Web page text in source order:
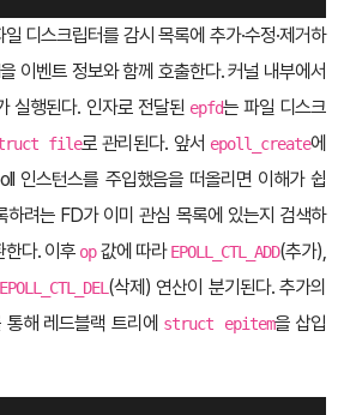
디스크립터를 감시 목록에 추가·수정·제거하
이벤트 정보와 함께 호출한다. 커널 내부에서
실행된다. 인자로 전달된 epfd는 파일 디스크
file로 관리된다. 앞서 epoll_create에
인스턴스를 주입했음을 떠올리면 이해가 쉽
려는 FD가 이미 관심 목록에 있는지 검색하
다. 이후 op값에 따라EPOLL_CTL_ADD(추가),
EPOLL_CTL_DEL (삭제) 연산이 분기된다. 추가의
해 레드블랙 트리에 struct epitem을 삽입